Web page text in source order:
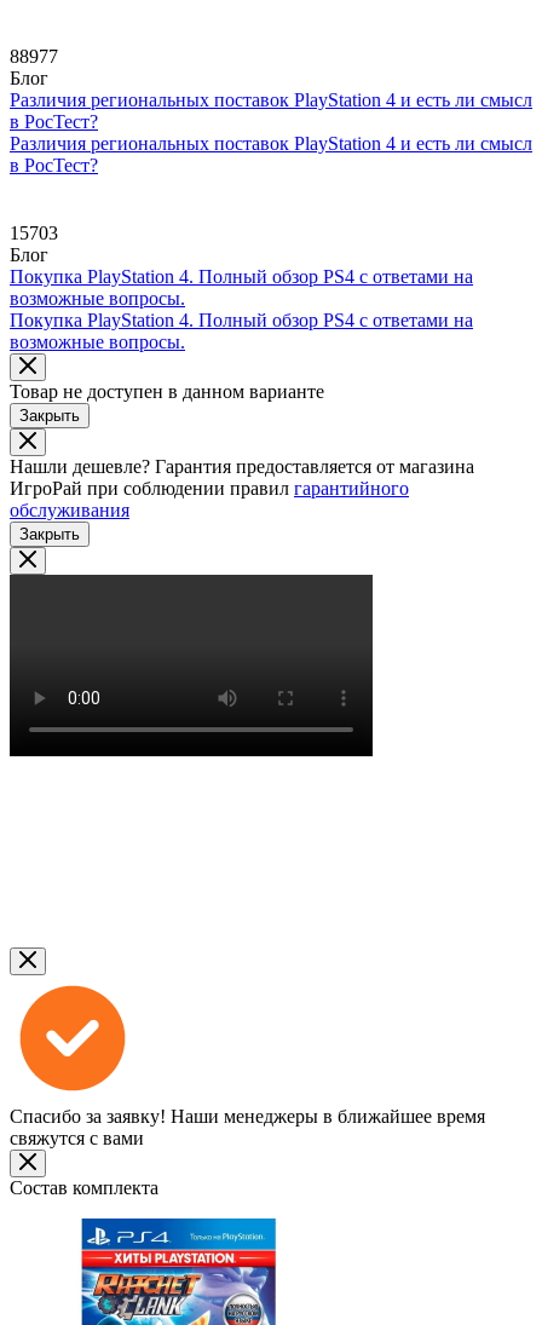
88977
Блог
Различия региональных поставок PlayStation 4 и есть ли смысл
в РосТест?
Различия региональных поставок PlayStation 4 и есть ли смысл
в РосТест?
15703
Блог
Покупка PlayStation 4. Полный обзор PS4 с ответами на
возможные вопросы.
Покупка PlayStation 4. Полный обзор PS4 с ответами на
возможные вопросы.
Товар не доступен в данном варианте
Закрыть
Нашли дешевле? Гарантия предоставляется от магазина
ИгроРай при соблюдении правил гарантийного
обслуживания
Закрыть
Спасибо за заявку! Наши менеджеры в ближайшее время
свяжутся с вами
Состав комплекта